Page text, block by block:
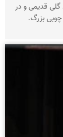
قدیمی و در
چوبی بزرگ.